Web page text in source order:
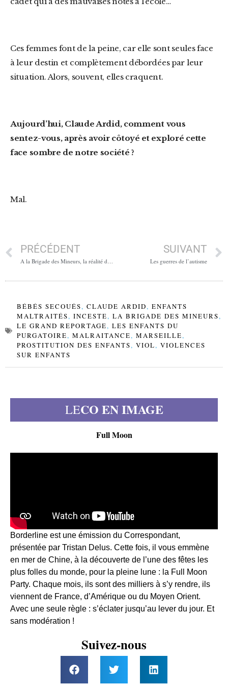
Ces femmes font de la peine, car elle sont seules face
à leur destin et complètement débordées par leur
situation. Alors, souvent, elles craquent.
Aujourd’hui, Claude Ardid, comment vous
sentez-vous, après avoir côtoyé et exploré cette
face sombre de notre société ?
Mal.
PRÉCÉDENT
A la Brigade des Mineurs, la réalité dépasse la fessée
SUIVANT
Les guerres de l’autisme
BÉBÉS SECOUÉS, CLAUDE ARDID, ENFANTS
MALTRAITÉS, INCESTE, LA BRIGADE DES MINEURS,
LE GRAND REPORTAGE, LES ENFANTS DU
PURGATOIRE, MALRAITANCE, MARSEILLE,
PROSTITUTION DES ENFANTS, VIOL, VIOLENCES
SUR ENFANTS
LECO EN IMAGE
Full Moon
Borderline est une émission du Correspondant,
présentée par Tristan Delus. Cette fois, il vous emmène
en mer de Chine, à la découverte de l’une des fêtes les
plus folles du monde, pour la pleine lune : la Full Moon
Party. Chaque mois, ils sont des milliers à s’y rendre, ils
viennent de France, d’Amérique ou du Moyen Orient.
Avec une seule règle : s’éclater jusqu’au lever du jour. Et
sans modération !
Suivez-nous